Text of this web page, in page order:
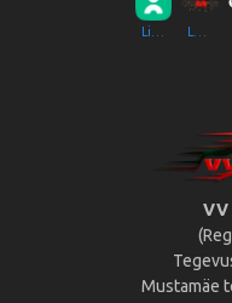
VV
Mustamäe